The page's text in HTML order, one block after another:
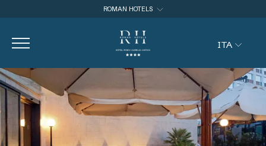
ROMAN HOTELS
ROMAN HOTELS
HOTEL CAPANNELLE APPIA ANTICA
ITA
ITA
ENG